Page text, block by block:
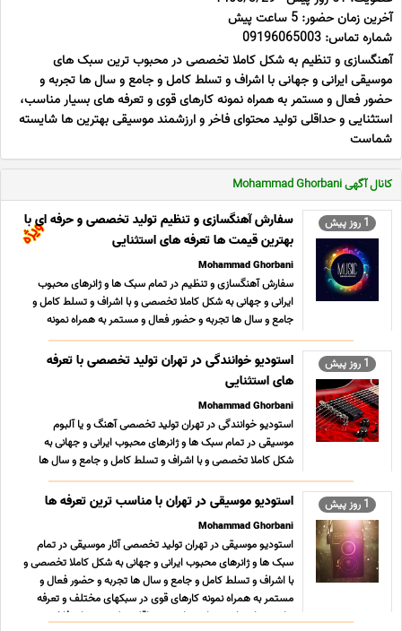
آخرین زمان حضور: 5 ساعت پیش
شماره تماس: 09196065003
آهنگسازی و تنظیم به شکل کاملا تخصصی در محبوب ترین سبک های
موسیقی ایرانی و جهانی با اشراف و تسلط کامل و جامع و سال ها تجربه و
حضور فعال و مستمر به همراه نمونه کارهای قوی و تعرفه های بسیار مناسب،
استثنایی و حداقلی تولید محتوای فاخر و ارزشمند موسیقی بهترین ها شایسته
شماست
کانال آگهی Mohammad Ghorbani
1 روز پیش
سفارش آهنگسازی و تنظیم تولید تخصصی و حرفه ای با
بهترین قیمت ها تعرفه های استثنایی
Mohammad Ghorbani
سفارش آهنگسازی و تنظیم در تمام سبک ها و ژانرهای محبوب
ایرانی و جهانی به شکل کاملا تخصصی و با اشراف و تسلط کامل و
جامع و سال ها تجربه و حضور فعال و مستمر به همراه نمونه
کارهای قوی در سبکهای مختلف و تعرفه های بسیار مناسب ؛
استثنایی و حداقلی تولید محتوای فاخر و ارزشمند موسیقی کلیه
... ...
1 روز پیش
استودیو خوانندگی در تهران تولید تخصصی با تعرفه
های استثنایی
Mohammad Ghorbani
استودیو خوانندگی در تهران تولید تخصصی آهنگ و یا آلبوم
موسیقی در تمام سبک ها و ژانرهای محبوب ایرانی و جهانی به
شکل کاملا تخصصی و با اشراف و تسلط کامل و جامع و سال ها
تجربه و حضور فعال و مستمر به همراه نمونه کارهای قوی در
سبکهای مختلف و تعرفه های بسیار مناسب ؛ استثنایی و حداقلی
1 روز پیش استودیو موسیقی در تهران با مناسب ترین تعرفه ها
Mohammad Ghorbani
استودیو موسیقی در تهران تولید تخصصی آثار موسیقی در تمام
سبک ها و ژانرهای محبوب ایرانی و جهانی به شکل کاملا تخصصی و
با اشراف و تسلط کامل و جامع و سال ها تجربه و حضور فعال و
مستمر به همراه نمونه کارهای قوی در سبکهای مختلف و تعرفه
های بسیار مناسب ؛ استثنایی و حداقلی تولید محتوای فاخ ... ...